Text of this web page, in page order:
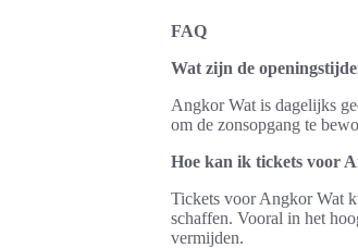
FAQ
Wat zijn de
Angkor Wat is dagelijks
om de zonsopgang te
Hoe kan ik tickets voor
Tickets voor Angkor Wat
schaffen. Vooral in het
vermijden.